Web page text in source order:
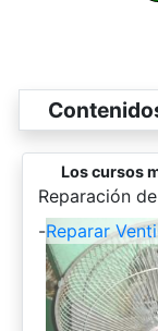
Los cursos
-
Reparación
-Reparar